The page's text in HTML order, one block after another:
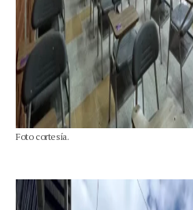
Foto cortesía.